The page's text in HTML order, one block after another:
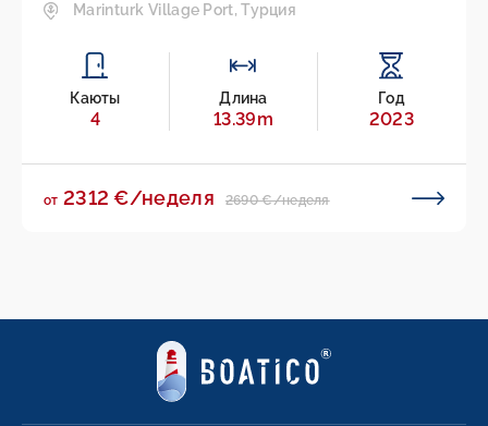
Marinturk Village Port, Турция
Каюты
4
Длина
13.39m
Год
2023
от 2312 €/неделя 2690 €/неделя